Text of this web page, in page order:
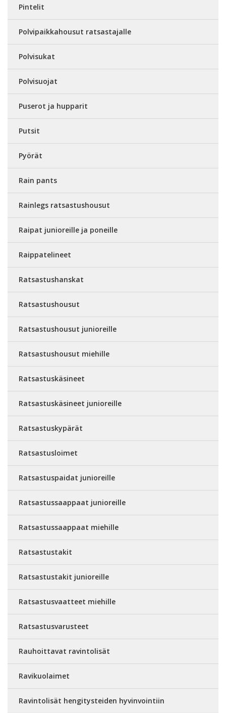
Pintelit
Polvipaikkahousut ratsastajalle
Polvisukat
Polvisuojat
Puserot ja hupparit
Putsit
Pyörät
Rain pants
Rainlegs ratsastushousut
Raipat junioreille ja poneille
Raippatelineet
Ratsastushanskat
Ratsastushousut
Ratsastushousut junioreille
Ratsastushousut miehille
Ratsastuskäsineet
Ratsastuskäsineet junioreille
Ratsastuskypärät
Ratsastusloimet
Ratsastuspaidat junioreille
Ratsastussaappaat junioreille
Ratsastussaappaat miehille
Ratsastustakit
Ratsastustakit junioreille
Ratsastusvaatteet miehille
Ratsastusvarusteet
Rauhoittavat ravintolisät
Ravikuolaimet
Ravintolisät hengitysteiden hyvinvointiin